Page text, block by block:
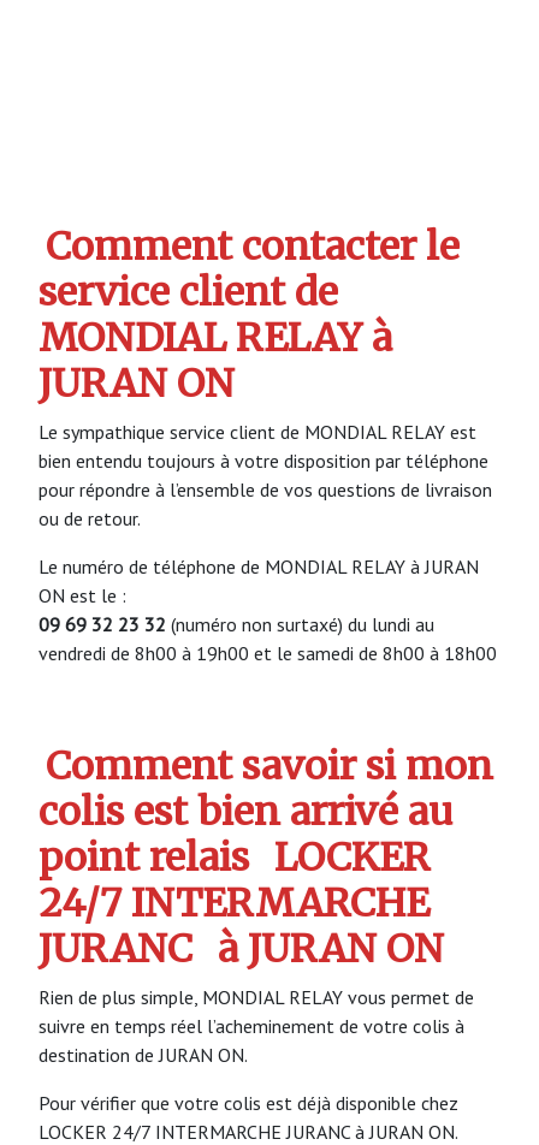
Comment contacter le
service client de
MONDIAL RELAY à
JURAN ON
Le sympathique service client de MONDIAL RELAY est
bien entendu toujours à votre disposition par téléphone
pour répondre à l’ensemble de vos questions de livraison
ou de retour.
Le numéro de téléphone de MONDIAL RELAY à JURAN
ON est le :
09 69 32 23 32 (numéro non surtaxé) du lundi au
vendredi de 8h00 à 19h00 et le samedi de 8h00 à 18h00
Comment savoir si mon
colis est bien arrivé au
point relais LOCKER
24/7 INTERMARCHE
JURANC à JURAN ON
Rien de plus simple, MONDIAL RELAY vous permet de
suivre en temps réel l’acheminement de votre colis à
destination de JURAN ON.
Pour vérifier que votre colis est déjà disponible chez
LOCKER 24/7 INTERMARCHE JURANC à JURAN ON.